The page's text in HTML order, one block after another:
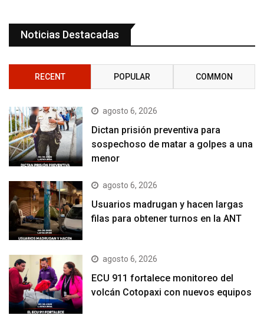
Noticias Destacadas
RECENT POPULAR COMMON
agosto 6, 2026
Dictan prisión preventiva para
sospechoso de matar a golpes a una
menor
agosto 6, 2026
Usuarios madrugan y hacen largas
filas para obtener turnos en la ANT
agosto 6, 2026
ECU 911 fortalece monitoreo del
volcán Cotopaxi con nuevos equipos